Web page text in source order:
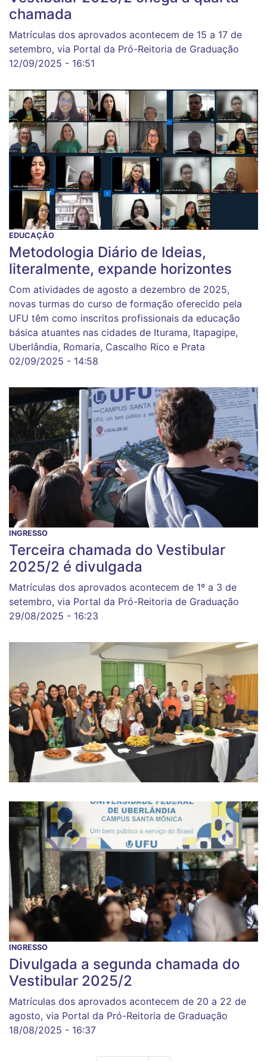
chamada
Matrículas dos aprovados acontecem de 15 a 17 de
setembro, via Portal da Pró-Reitoria de Graduação
12/09/2025 - 16:51
EDUCAÇÃO
Metodologia Diário de Ideias,
literalmente, expande horizontes
Com atividades de agosto a dezembro de 2025,
novas turmas do curso de formação oferecido pela
UFU têm como inscritos profissionais da educação
básica atuantes nas cidades de Iturama, Itapagipe,
Uberlândia, Romaria, Cascalho Rico e Prata
02/09/2025 - 14:58
INGRESSO
Terceira chamada do Vestibular
2025/2 é divulgada
Matrículas dos aprovados acontecem de 1º a 3 de
setembro, via Portal da Pró-Reitoria de Graduação
29/08/2025 - 16:23
INGRESSO
Divulgada a segunda chamada do
Vestibular 2025/2
Matrículas dos aprovados acontecem de 20 a 22 de
agosto, via Portal da Pró-Reitoria de Graduação
18/08/2025 - 16:37